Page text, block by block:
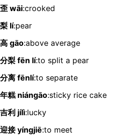
歪 wāi:crooked
梨 lí:pear
高 gāo:above average
分梨 fēn lí:to split a pear
分离 fēnlí:to separate
年糕 niángāo:sticky rice cake
吉利 jílì:lucky
迎接 yíngjiē:to meet